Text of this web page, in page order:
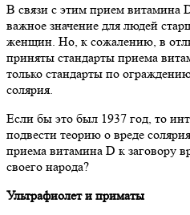
В связи с этим прием витамина
важное значение для людей
женщин. Но, к сожалению, в
приняты стандарты приема
только стандарты по
солярия.
Если бы это был 1937 год, то
подвести теорию о вреде
приема витамина D к заговору
своего народа?
Ультрафиолет и приматы